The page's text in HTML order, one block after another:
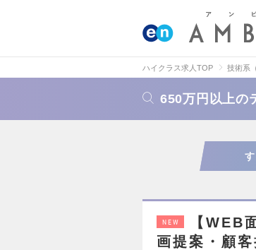
ハイクラス求人TOP 技術系
650万円以上の
NEW
【WEB
画提案・顧